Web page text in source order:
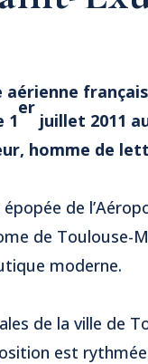
1
er
juillet 2011
homme de
de
de
moderne.
de la ville de
est